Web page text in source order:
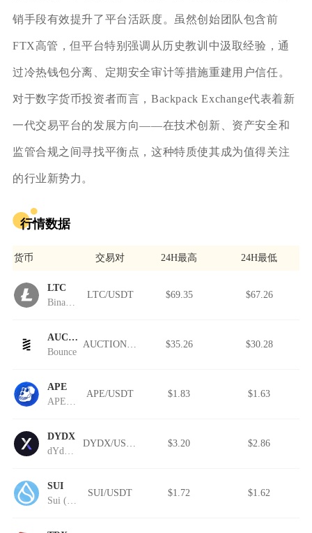
销手段有效提升了平台活跃度。虽然创始团队包含前
FTX高管，但平台特别强调从历史教训中汲取经验，通
过冷热钱包分离、定期安全审计等措施重建用户信任。
对于数字货币投资者而言，Backpack Exchange代表着新
一代交易平台的发展方向——在技术创新、资产安全和
监管合规之间寻找平衡点，这种特质使其成为值得关注
的行业新势力。
行情数据
货币 交易对 24H最高 24H最低
LTC
LTC/USDT $69.35 $67.26
AUCTION
Bounce
$35.26 $30.28
APE
APE/USDT $1.83 $1.63
DYDX
$3.20 $2.86
SUI
SUI/USDT $1.72 $1.62